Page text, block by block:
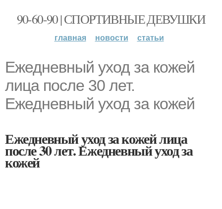
90-60-90 | СПОРТИВНЫЕ ДЕВУШКИ
главная новости статьи
Ежедневный уход за кожей
лица после 30 лет.
Ежедневный уход за кожей
Ежедневный уход за кожей лица
после 30 лет. Ежедневный уход за
кожей